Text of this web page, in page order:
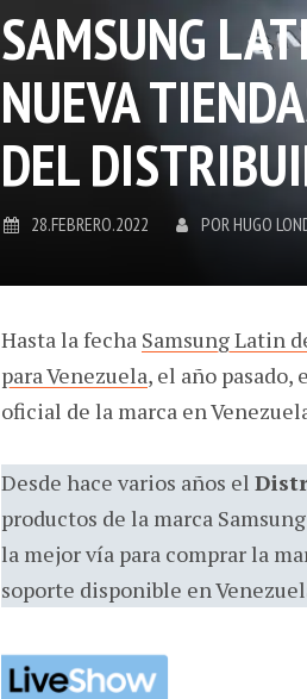
SAMSUNG
NUEVA
DEL
28.FEBRERO.2022 PORHUGO
Hasta la fecha Samsung Latin
para Venezuela, el año
oficial de la marca en
Desde hace varios años el
productos de la marca
la mejor vía para comprar la
soporte disponible en